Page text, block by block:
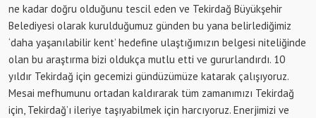
ne kadar doğru olduğunu tescil eden ve Tekirdağ Büyükşehir
Belediyesi olarak kurulduğumuz günden bu yana belirlediğimiz
‘daha yaşanılabilir kent’ hedefine ulaştığımızın belgesi niteliğinde
olan bu araştırma bizi oldukça mutlu etti ve gururlandırdı. 10
yıldır Tekirdağ için gecemizi gündüzümüze katarak çalışıyoruz.
Mesai mefhumunu ortadan kaldırarak tüm zamanımızı Tekirdağ
için, Tekirdağ’ı ileriye taşıyabilmek için harcıyoruz. Enerjimizi ve